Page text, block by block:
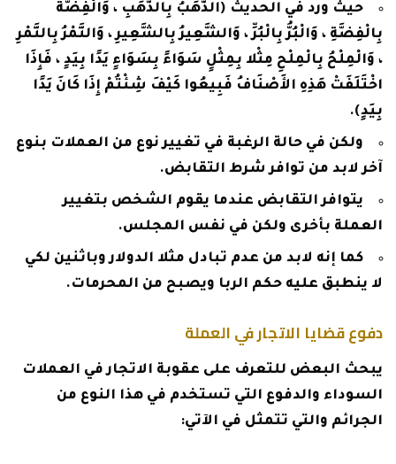
حيث ورد في الحديث (الذَّهَبُ بِالذَّهَبِ ، وَالْفِضَّةُ
بِالْفِضَّةِ ، وَالْبُرُّ بِالْبُرِّ ، وَالشَّعِيرُ بِالشَّعِيرِ ، وَالتَّمْرُ بِالتَّمْرِ
، وَالْمِلْحُ بِالْمِلْحِ مِثْلا بِمِثْلٍ سَوَاءً بِسَوَاءٍ يَدًا بِيَدٍ ، فَإِذَا
اخْتَلَفَتْ هَذِهِ الأَصْنَافُ فَبِيعُوا كَيْفَ شِئْتُمْ إِذَا كَانَ يَدًا
بِيَدٍ).
ولكن في حالة الرغبة في تغيير نوع من العملات بنوع
آخر لابد من توافر شرط التقابض.
يتوافر التقابض عندما يقوم الشخص بتغيير
العملة بأخرى ولكن في نفس المجلس.
كما إنه لابد من عدم تبادل مثلا الدولار وباثنين لكي
لا ينطبق عليه حكم الربا ويصبح من المحرمات.
دفوع قضايا الاتجار في العملة
يبحث البعض للتعرف على عقوبة الاتجار في العملات
السوداء والدفوع التي تستخدم في هذا النوع من
الجرائم والتي تتمثل في الآتي: